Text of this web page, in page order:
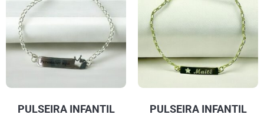
PULSEIRA INFANTIL PULSEIRA INFANTIL